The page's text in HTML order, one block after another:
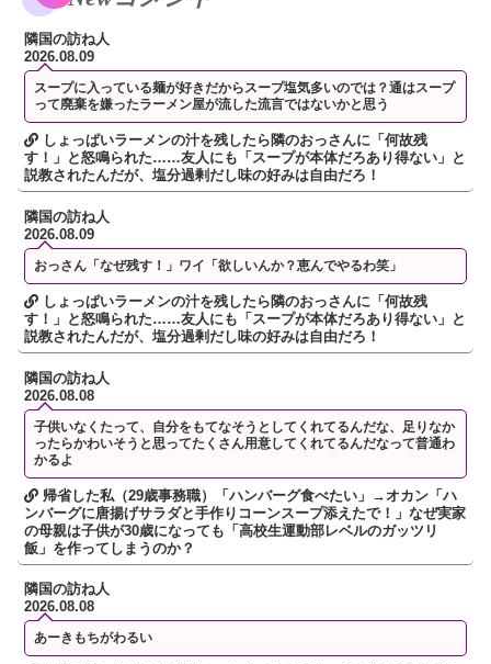
隣国の訪ね人
2026.08.09
スープに入っている麺が好きだからスープ塩気多いのでは？通はスープ
って廃棄を嫌ったラーメン屋が流した流言ではないかと思う
しょっぱいラーメンの汁を残したら隣のおっさんに「何故残
す！」と怒鳴られた……友人にも「スープが本体だろあり得ない」と
説教されたんだが、塩分過剰だし味の好みは自由だろ！
隣国の訪ね人
2026.08.09
おっさん「なぜ残す！」ワイ「欲しいんか？恵んでやるわ笑」
しょっぱいラーメンの汁を残したら隣のおっさんに「何故残
す！」と怒鳴られた……友人にも「スープが本体だろあり得ない」と
説教されたんだが、塩分過剰だし味の好みは自由だろ！
隣国の訪ね人
2026.08.08
子供いなくたって、自分をもてなそうとしてくれてるんだな、足りなか
ったらかわいそうと思ってたくさん用意してくれてるんだなって普通わ
かるよ
帰省した私（29歳事務職）「ハンバーグ食べたい」→オカン「ハ
ンバーグに唐揚げサラダと手作りコーンスープ添えたで！」なぜ実家
の母親は子供が30歳になっても「高校生運動部レベルのガッツリ
飯」を作ってしまうのか？
隣国の訪ね人
2026.08.08
あーきもちがわるい